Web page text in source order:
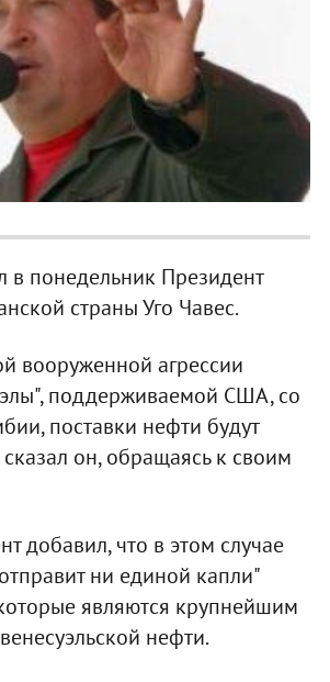
в понедельник Президент
страны Уго Чавес.
вооруженной агрессии
поддерживаемой США, со
поставки нефти будут
он, обращаясь к своим
добавил, что в этом случае
ни единой капли"
являются крупнейшим
нефти.